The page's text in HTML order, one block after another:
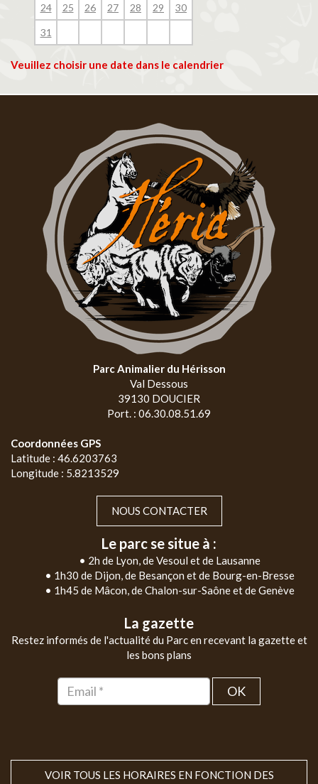
24 25 26 27 28 29 30
31
Veuillez choisir une date dans le calendrier
Parc Animalier du Hérisson
Val Dessous
39130 DOUCIER
Port. : 06.30.08.51.69
Coordonnées GPS
Latitude : 46.6203763
Longitude : 5.8213529
NOUS CONTACTER
Le parc se situe à :
• 2h de Lyon, de Vesoul et de Lausanne
• 1h30 de Dijon, de Besançon et de Bourg-en-Bresse
• 1h45 de Mâcon, de Chalon-sur-Saône et de Genève
La gazette
Restez informés de l'actualité du Parc en recevant la gazette et
les bons plans
OK
VOIR TOUS LES HORAIRES EN FONCTION DES